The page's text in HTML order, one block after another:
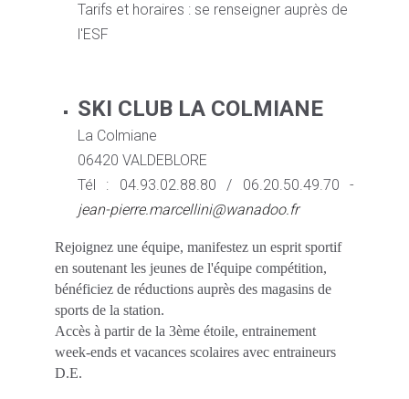
Tarifs et horaires : se renseigner auprès de
l'ESF
SKI CLUB LA COLMIANE
La Colmiane
06420 VALDEBLORE
Tél : 04.93.02.88.80 / 06.20.50.49.70 -
jean-pierre.marcellini@wanadoo.fr
Rejoignez une équipe, manifestez un esprit sportif
en soutenant les jeunes de l'équipe compétition,
bénéficiez de réductions auprès des magasins de
sports de la station.
Accès à partir de la 3ème étoile, entrainement
week-ends et vacances scolaires avec entraineurs
D.E.